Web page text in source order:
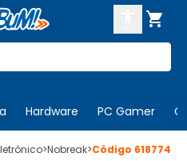

Hardware PC Gamer
>Nobreak>Código 618774